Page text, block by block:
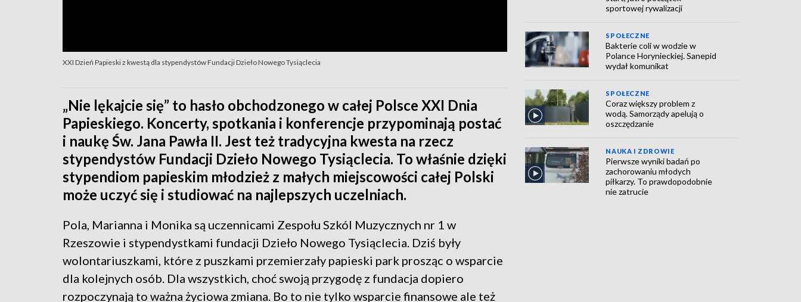
XXI Dzień Papieski z kwestą dla stypendystów Fundacji Dzieło Nowego Tysiąclecia
„Nie lękajcie się” to hasło obchodzonego w całej Polsce XXI Dnia
Papieskiego. Koncerty, spotkania i konferencje przypominają postać
i naukę Św. Jana Pawła II. Jest też tradycyjna kwesta na rzecz
stypendystów Fundacji Dzieło Nowego Tysiąclecia. To właśnie dzięki
stypendiom papieskim młodzież z małych miejscowości całej Polski
może uczyć się i studiować na najlepszych uczelniach.
Pola, Marianna i Monika są uczennicami Zespołu Szkól Muzycznych nr 1 w
Rzeszowie i stypendystkami fundacji Dzieło Nowego Tysiąclecia. Dziś były
wolontariuszkami, które z puszkami przemierzały papieski park prosząc o wsparcie
dla kolejnych osób. Dla wszystkich, choć swoją przygodę z fundacja dopiero
rozpoczynają to ważna życiowa zmiana. Bo to nie tylko wsparcie finansowe ale też
sportowej rywalizacji
SPOŁECZNE
Bakterie coli w wodzie w
Polance Horynieckiej. Sanepid
wydał komunikat
SPOŁECZNE
Coraz większy problem z
wodą. Samorządy apelują o
oszczędzanie
NAUKA I ZDROWIE
Pierwsze wyniki badań po
zachorowaniu młodych
piłkarzy. To prawdopodobnie
nie zatrucie